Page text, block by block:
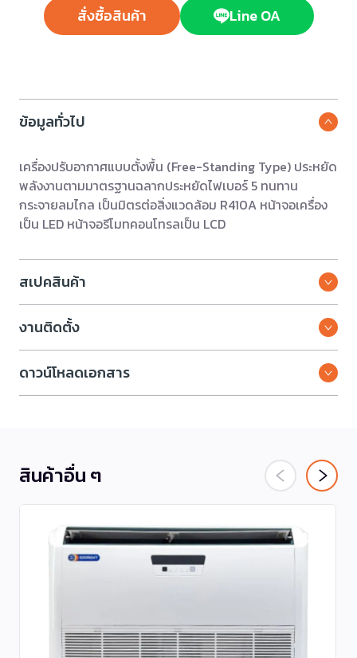
สั่งซื้อสินค้า Line OA
ข้อมูลทั่วไป
เครื่องปรับอากาศแบบตั้งพื้น (Free-Standing Type) ประหยัด
พลังงานตามมาตรฐานฉลากประหยัดไฟเบอร์ 5 ทนทาน
กระจายลมไกล เป็นมิตรต่อสิ่งแวดล้อม R410A หน้าจอเครื่อง
เป็น LED หน้าจอรีโมทคอนโทรลเป็น LCD
สเปคสินค้า
งานติดตั้ง
ดาวน์โหลดเอกสาร
สินค้าอื่น ๆ